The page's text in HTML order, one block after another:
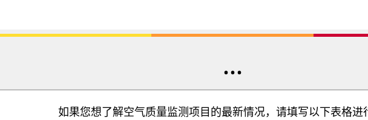
...
如果您想了解空气质量监测项目的最新情况，请填写以下表格进